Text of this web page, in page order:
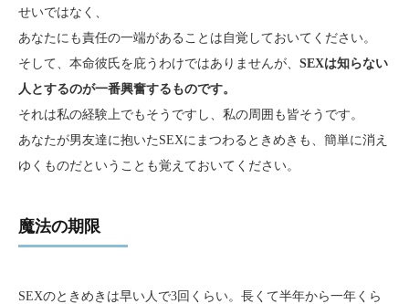
せいではなく、
あなたにも責任の一端があることは自覚しておいてください。
そして、本命彼氏を庇うわけではありませんが、 SEXは知らない
人とするのが一番興奮するものです。
それは私の経験上でもそうですし、私の周囲も皆そうです。
あなたが男友達に抱いたSEXにまつわるときめきも、簡単に消え
ゆくものだということも覚えておいてください。
魔法の期限
SEXのときめきは早い人で3回くらい。長くて半年から一年くら